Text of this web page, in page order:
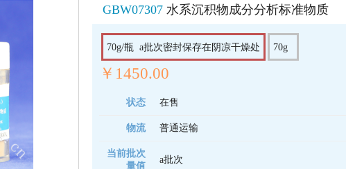
GBW07307 水系沉积物成分分析标准物质
70g/瓶 a批次密封保存在阴凉干燥处 70g
￥1450.00
状态 在售
物流 普通运输
当前批次
量值
a批次